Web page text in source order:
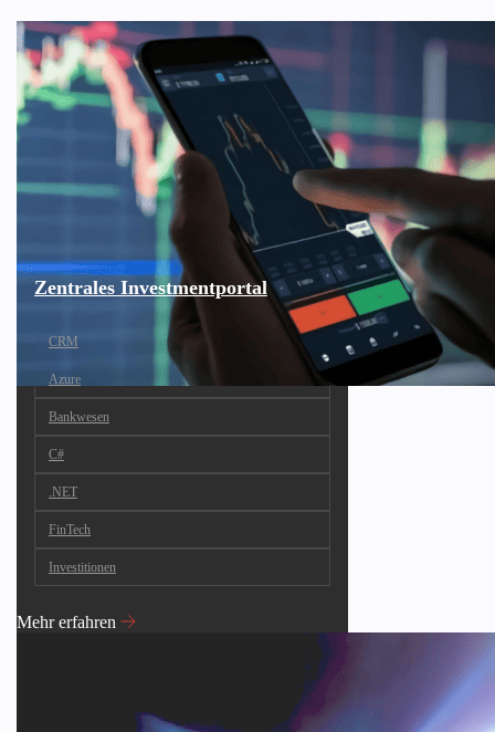
Zentrales Investmentportal
CRM
Azure
Bankwesen
C#
.NET
FinTech
Investitionen
Mehr erfahren